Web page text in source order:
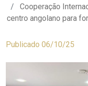
Cooperação
centro angolano para
Publicado 06/10/25